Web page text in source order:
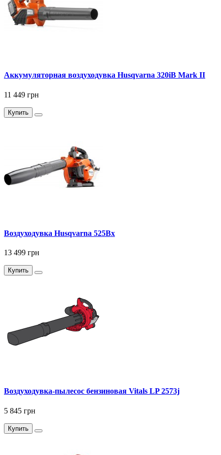
Аккумуляторная воздуходувка Husqvarna 320iB Mark II
11 449 грн
Купить
Воздуходувка Husqvarna 525Bx
13 499 грн
Купить
Воздуходувка-пылесос бензиновая Vitals LP 2573j
5 845 грн
Купить